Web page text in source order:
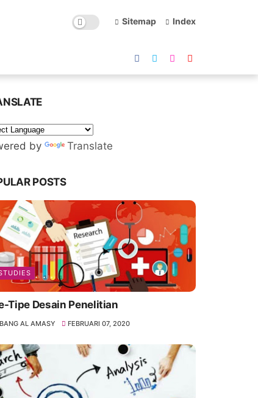
Sitemap Index
by Translate
POSTS
Tipe Desain Penelitian
AL AMASY FEBRUARI 07, 2020